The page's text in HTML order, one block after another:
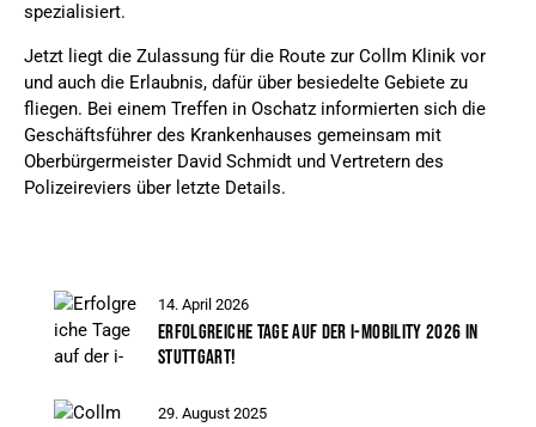
spezialisiert.
Jetzt liegt die Zulassung für die Route zur Collm Klinik vor
und auch die Erlaubnis, dafür über besiedelte Gebiete zu
fliegen. Bei einem Treffen in Oschatz informierten sich die
Geschäftsführer des Krankenhauses gemeinsam mit
Oberbürgermeister David Schmidt und Vertretern des
Polizeireviers über letzte Details.
14. April 2026
ERFOLGREICHE TAGE AUF DER I-MOBILITY 2026 IN
STUTTGART!
29. August 2025